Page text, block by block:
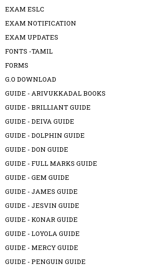
EXAM ESLC
EXAM NOTIFICATION
EXAM UPDATES
FONTS -TAMIL
FORMS
G.O DOWNLOAD
GUIDE - ARIVUKKADAL BOOKS
GUIDE - BRILLIANT GUIDE
GUIDE - DEIVA GUIDE
GUIDE - DOLPHIN GUIDE
GUIDE - DON GUIDE
GUIDE - FULL MARKS GUIDE
GUIDE - GEM GUIDE
GUIDE - JAMES GUIDE
GUIDE - JESVIN GUIDE
GUIDE - KONAR GUIDE
GUIDE - LOYOLA GUIDE
GUIDE - MERCY GUIDE
GUIDE - PENGUIN GUIDE